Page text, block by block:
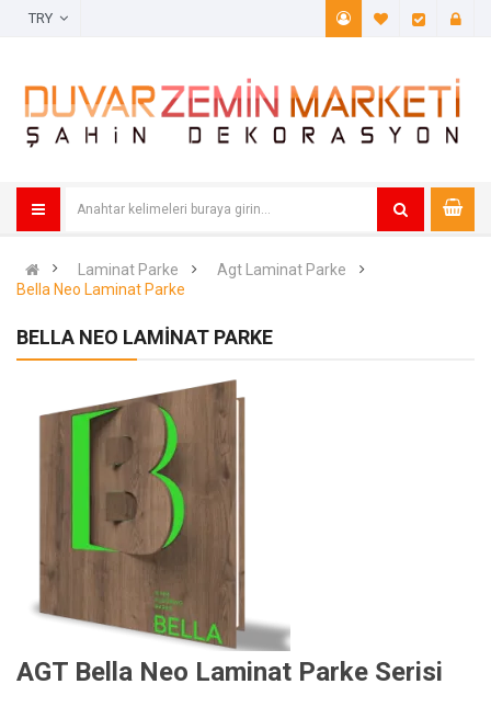
A. Listem
Laminat Parke
Agt Laminat Parke
Bella Neo Laminat Parke
BELLA NEO LAMINAT PARKE
AGT Bella Neo Laminat Parke Serisi